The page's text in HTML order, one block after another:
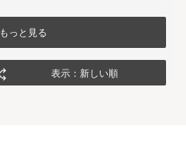
もっと見る
表示：新しい順